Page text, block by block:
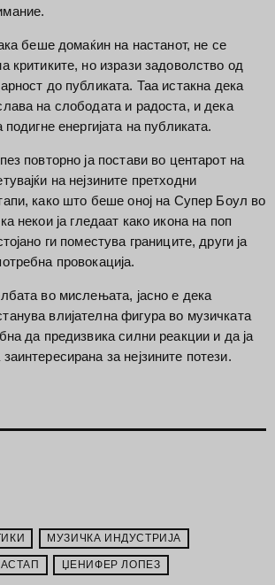
беше домаќин на настанот, не се
критиките, но изрази задоволство од
до публиката. Таа истакна дека
на слободата и радоста, и дека
енергијата на публиката.
повторно ја постави во центарот на
на нејзините претходни
како што беше оној на Супер Боул во
некои ја гледаат како икона на поп
ги поместува границите, други ја
провокација.
во мислењата, јасно е дека
влијателна фигура во музичката
да предизвика силни реакции и да ја
за нејзините потези.
МУЗИЧКА ИНДУСТРИЈА
ЏЕНИФЕР ЛОПЕЗ